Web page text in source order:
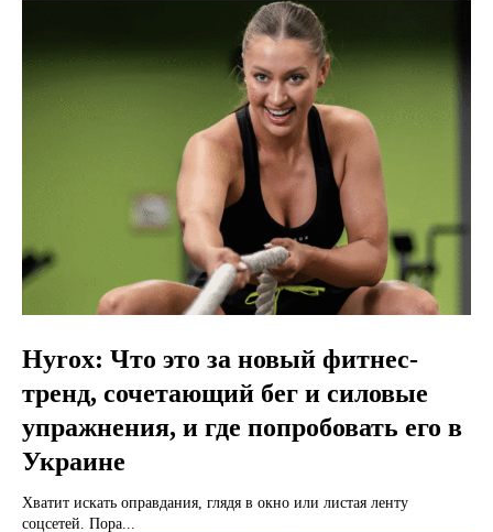
Hyrox: Что это за новый фитнес-
тренд, сочетающий бег и силовые
упражнения, и где попробовать его в
Украине
Хватит искать оправдания, глядя в окно или листая ленту
соцсетей. Пора...